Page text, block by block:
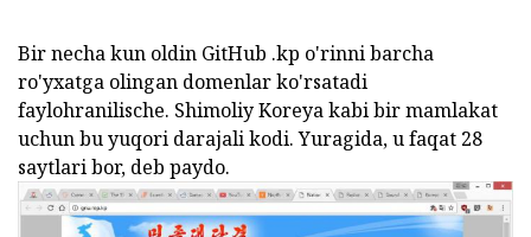
Bir necha kun oldin GitHub .kp o'rinni barcha
ro'yxatga olingan domenlar ko'rsatadi
faylohranilische. Shimoliy Koreya kabi bir mamlakat
uchun bu yuqori darajali kodi. Yuragida, u faqat 28
saytlari bor, deb paydo.